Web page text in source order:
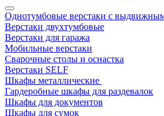
Однотумбовые верстаки с
Верстаки двухтумбовые
Верстаки для гаража
Мобильные верстаки
Сварочные столы и оснастка
Верстаки SELF
Шкафы металлические
Гардеробные шкафы для раздевалок
Шкафы для документов
Шкафы для сумок